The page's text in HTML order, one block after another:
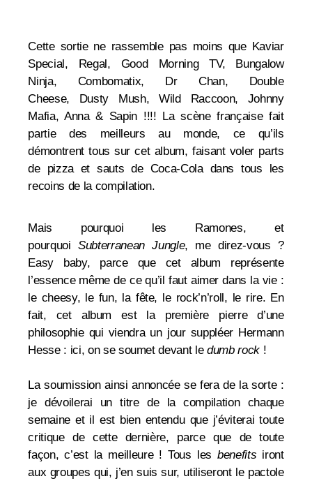
Cette sortie ne rassemble pas moins que Kaviar
Special,
Regal, Good Morning TV,
Bungalow
Ninja, Combomatix, Dr Chan,
Double
Cheese,
Dusty Mush,Wild Raccoon, Johnny
Mafia, Anna & Sapin !!!! La scène française fait
partie des meilleurs au monde, ce qu’ils
démontrent tous sur cet album, faisant voler parts
de pizza et sauts de Coca-Cola dans tous les
recoins de la compilation.
Mais pourquoi les Ramones, et
pourquoi Subterranean Jungle, me direz-vous ?
Easy baby, parce que cet album représente
l’essence même de ce qu’il faut aimer dans la vie :
le cheesy, le fun, la fête, le rock’n’roll, le rire. En
fait, cet album est la première pierre d’une
philosophie qui viendra un jour suppléer Hermann
Hesse : ici, on se soumet devant ledumb rock !
La soumission ainsi annoncée se fera de la sorte :
je dévoilerai un titre de la compilation chaque
semaine et il est bien entendu que j’éviterai toute
critique de cette dernière, parce que de toute
façon, c’est la meilleure ! Tous les benefits iront
aux groupes qui, j’en suis sur, utiliseront le pactole